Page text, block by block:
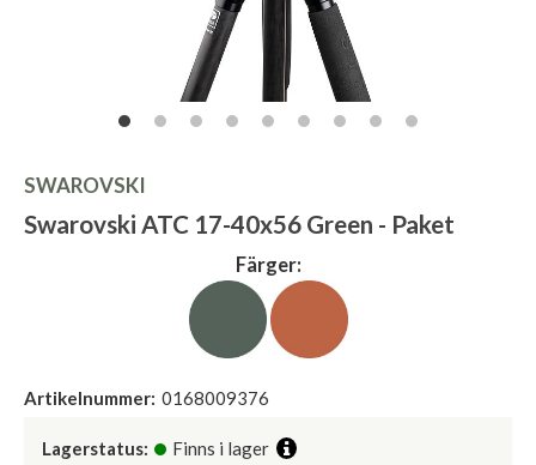
SWAROVSKI
Swarovski ATC 17-40x56 Green - Paket
Färger:
Artikelnummer: 0168009376
Lagerstatus: Finns i lager